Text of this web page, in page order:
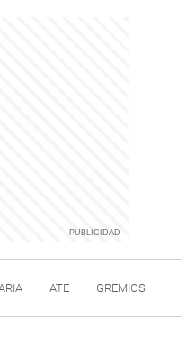
ATE GREMIOS